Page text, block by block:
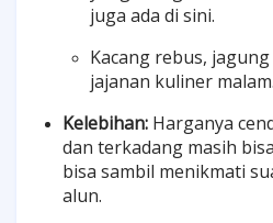
juga ada di sini.
Kacang rebus,
jajanan kuliner malam.
Kelebihan: Harganya
dan terkadang masih
bisa sambil menikmati
alun.